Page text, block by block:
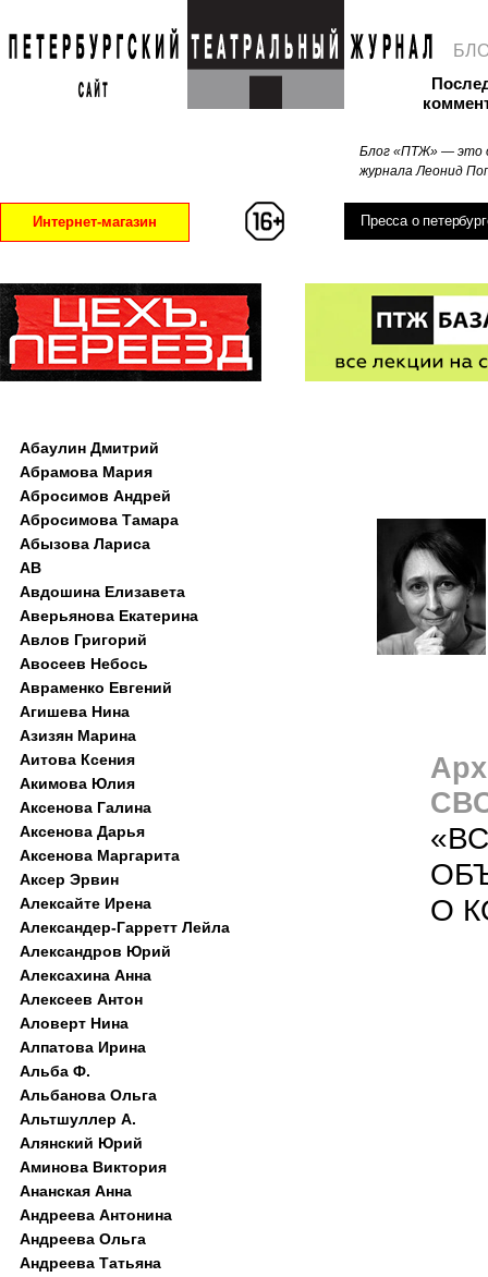
Блог «ПТЖ» — это
журнала Леонид
Интернет-магазин Пресса о
О
Абаулин Дмитрий
Абрамова Мария
Абросимов Андрей
Абросимова Тамара
Абызова Лариса
АВ
Авдошина Елизавета
Аверьянова Екатерина
Авлов Григорий
Авосеев Небось
Авраменко Евгений
Агишева Нина
Азизян Марина
Аитова Ксения
Акимова Юлия
Аксенова Галина
Аксенова Дарья
Аксенова Маргарита
Аксер Эрвин
Алексайте Ирена
Александер-Гарретт Лейла
Александров Юрий
Алексахина Анна
Алексеев Антон
Аловерт Нина
Алпатова Ирина
Альба Ф.
Альбанова Ольга
Альтшуллер А.
Алянский Юрий
Аминова Виктория
Ананская Анна
Андреева Антонина
Андреева Ольга
Андреева Татьяна